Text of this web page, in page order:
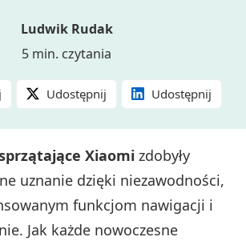
Ludwik Rudak
5 min. czytania
Udostępnij Udostępnij
Xiaomi zdobyły
uznanie dzięki niezawodności,
funkcjom nawigacji i
Jak każde nowoczesne